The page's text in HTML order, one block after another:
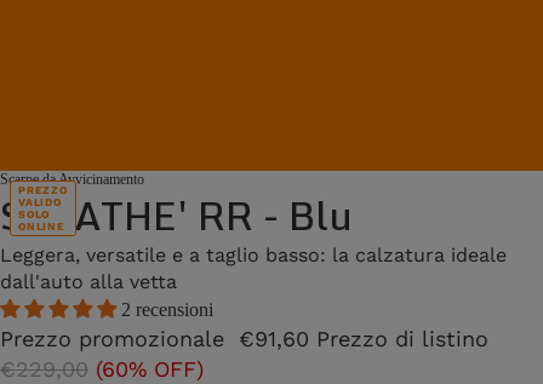
PREZZO
VALIDO
SOLO
ONLINE
Scarpe da Avvicinamento
SALATHE' RR - Blu
Leggera, versatile e a taglio basso: la calzatura ideale
dall'auto alla vetta
2 recensioni
Prezzo promozionale €91,60 Prezzo di listino
€229,00 (60% OFF)